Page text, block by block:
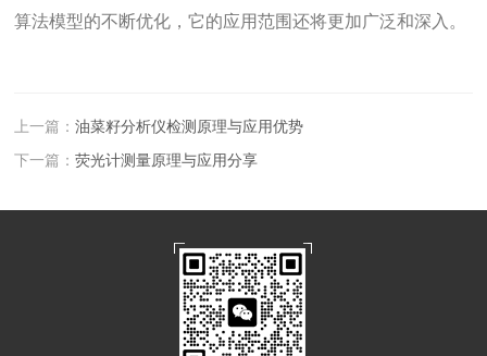
算法模型的不断优化，它的应用范围还将更加广泛和深入。
上一篇：油菜籽分析仪检测原理与应用优势
下一篇：荧光计测量原理与应用分享